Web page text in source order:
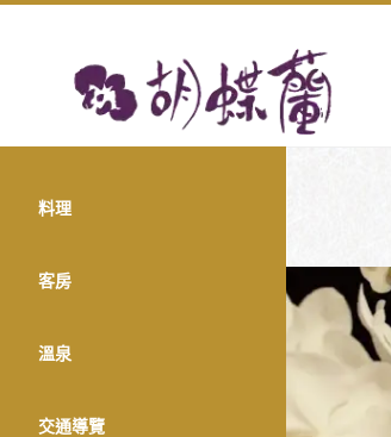
料理
客房
溫泉
交通導覽